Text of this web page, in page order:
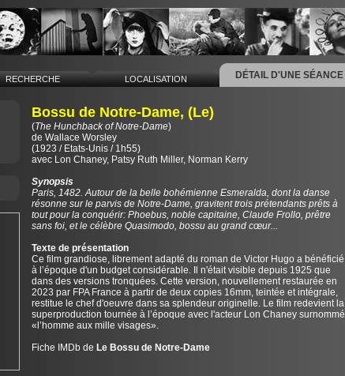
RECHERCHE LOCALISATION DÉTAIL D'UNE SÉANCE
Bossu de Notre-Dame, (Le)
(The Hunchback of Notre-Dame)
de Wallace Worsley
(1923 / Etats-Unis / 1h55)
avec Lon Chaney, Patsy Ruth Miller, Norman Kerry
Synopsis
Paris, 1482. Autour de la belle bohémienne Esmeralda, dont la danse
résonne sur le parvis de Notre-Dame, gravitent trois prétendants prêts à
tout pour la conquérir: Phoebus, noble capitaine, Claude Frollo, prêtre
sans foi, et le célèbre Quasimodo, bossu au grand cœur...
Texte de présentation
Ce film grandiose, librement adapté du roman de Victor Hugo a bénéficié
à l’époque d'un budget considérable. Il n'était visible depuis 1925 que
dans des versions tronquées. Cette version, nouvellement restaurée en
2023 par FPA France à partir de deux copies 16mm, teintée et intégrale,
restitue le chef d'oeuvre dans sa splendeur originelle. Le film redevient la
superproduction tournée à l’époque avec l'acteur Lon Chaney surnommé
«l’homme aux mille visages».
Fiche IMDb de Le Bossu de Notre-Dame